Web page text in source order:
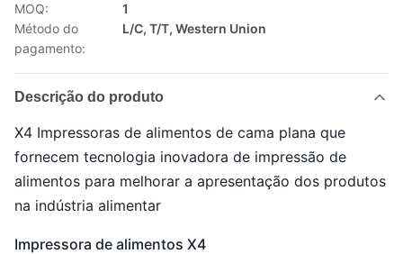
MOQ:
1
Método do
pagamento:
L/C, T/T, Western Union
Descrição do produto
X4 Impressoras de alimentos de cama plana que
fornecem tecnologia inovadora de impressão de
alimentos para melhorar a apresentação dos produtos
na indústria alimentar
Impressora de alimentos X4